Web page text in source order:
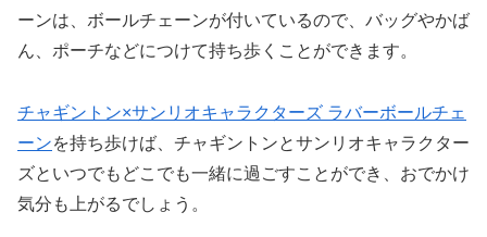
ーンは、ボールチェーンが付いているので、バッグやかば
ん、ポーチなどにつけて持ち歩くことができます。
チャギントン×サンリオキャラクターズ ラバーボールチェ
ーンを持ち歩けば、チャギントンとサンリオキャラクター
ズといつでもどこでも一緒に過ごすことができ、おでかけ
気分も上がるでしょう。